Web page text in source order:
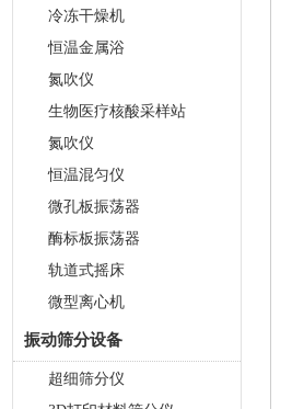
冷冻干燥机
恒温金属浴
氮吹仪
生物医疗核酸采样站
氮吹仪
恒温混匀仪
微孔板振荡器
酶标板振荡器
轨道式摇床
微型离心机
振动筛分设备
超细筛分仪